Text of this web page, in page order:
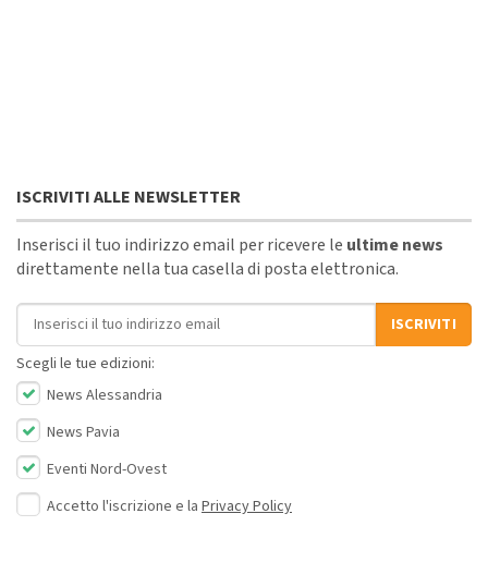
ISCRIVITI ALLE NEWSLETTER
Inserisci il tuo indirizzo email per ricevere le ultime news
direttamente nella tua casella di posta elettronica.
Indirizzo email
ISCRIVITI
Scegli le tue edizioni:
News Alessandria
News Pavia
Eventi Nord-Ovest
Accetto l'iscrizione e la Privacy Policy